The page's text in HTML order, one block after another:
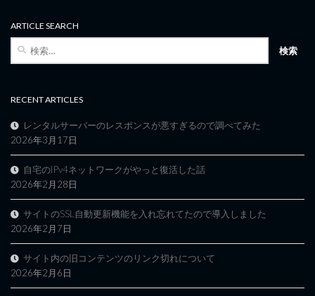
ARTICLE SEARCH
検
RECENT ARTICLES
レンタルサーバーのレスポンスが悪すぎるので調べてみた
2026年3月17日
自宅のIPv4ネットワークがやっと復活した話
2026年2月28日
サイトのSSL自動更新機能を入れ忘れてたので導入しました
2026年2月7日
サイト内の旧コンテンツのリンク切れについて
2026年2月6日